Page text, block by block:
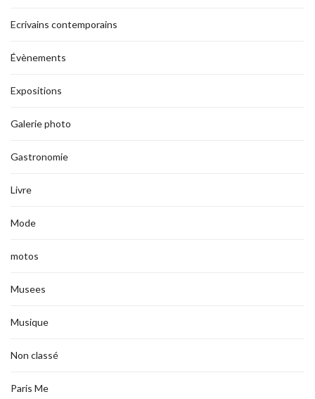
Ecrivains contemporains
Évènements
Expositions
Galerie photo
Gastronomie
Livre
Mode
motos
Musees
Musique
Non classé
Paris Me